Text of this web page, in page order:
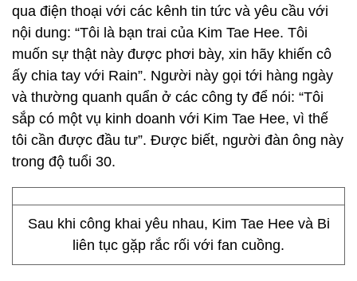
qua điện thoại với các kênh tin tức và yêu cầu với
nội dung: “Tôi là bạn trai của Kim Tae Hee. Tôi
muốn sự thật này được phơi bày, xin hãy khiến cô
ấy chia tay với Rain”. Người này gọi tới hàng ngày
và thường quanh quẩn ở các công ty để nói: “Tôi
sắp có một vụ kinh doanh với Kim Tae Hee, vì thế
tôi cần được đầu tư”. Được biết, người đàn ông này
trong độ tuổi 30.
Sau khi công khai yêu nhau, Kim Tae Hee và Bi
liên tục gặp rắc rối với fan cuồng.